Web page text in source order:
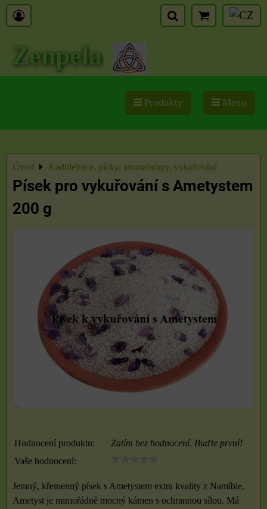
Zenpela
Produkty Menu
Úvod Kadidelnice, pícky, aromalampy, vykuřování
Písek pro vykuřování s Ametystem
200 g
Hodnocení produktu:
Zatím bez hodnocení. Buďte první!
Vaše hodnocení:
Jemný, křemenný písek s Ametystem extra kvality z Namíbie.
Ametyst je mimořádně mocný kámen s ochrannou sílou. Má